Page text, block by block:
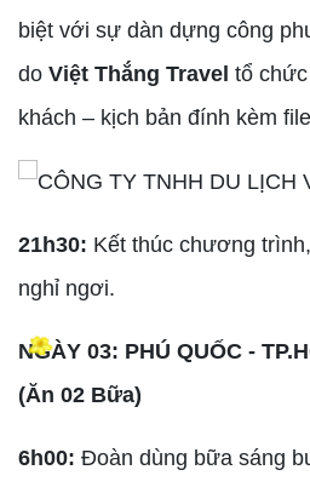
biệt với sự dàn dựng công
do Việt Thắng Travel tổ
khách – kịch bản đính kèm
21h30: Kết thúc chương
nghỉ ngơi.
NGÀY 03: PHÚ QUỐC -
(Ăn 02 Bữa)
6h00: Đoàn dùng bữa sáng